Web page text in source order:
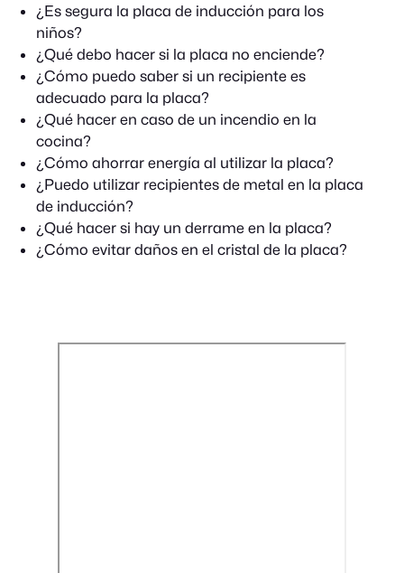
¿Es segura la placa de inducción para los
niños?
¿Qué debo hacer si la placa no enciende?
¿Cómo puedo saber si un recipiente es
adecuado para la placa?
¿Qué hacer en caso de un incendio en la
cocina?
¿Cómo ahorrar energía al utilizar la placa?
¿Puedo utilizar recipientes de metal en la placa
de inducción?
¿Qué hacer si hay un derrame en la placa?
¿Cómo evitar daños en el cristal de la placa?